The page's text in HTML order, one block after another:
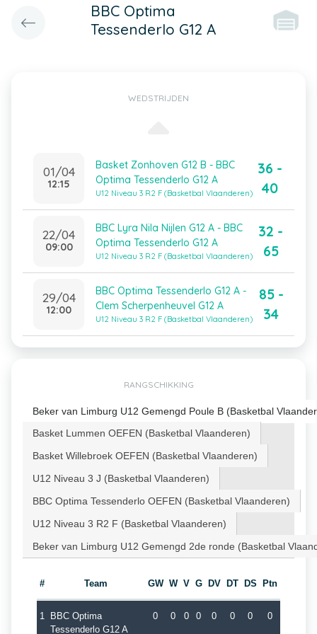
BBC Optima
Tessenderlo G12 A
WEDSTRIJDEN
01/04
12:15
Basket Zonhoven G12 B - BBC
Optima Tessenderlo G12 A
U12 Niveau 3 R2 F (Basketbal Vlaanderen)
36 -
40
22/04
09:00
BBC Lyra Nila Nijlen G12 A - BBC
Optima Tessenderlo G12 A
U12 Niveau 3 R2 F (Basketbal Vlaanderen)
32 -
65
29/04
12:00
BBC Optima Tessenderlo G12 A -
Clem Scherpenheuvel G12 A
U12 Niveau 3 R2 F (Basketbal Vlaanderen)
85 -
34
RANGSCHIKKING
Beker van Limburg U12 Gemengd Poule B (Basketbal
Basket Lummen OEFEN (Basketbal Vlaanderen)
Basket Willebroek OEFEN (Basketbal Vlaanderen)
U12 Niveau 3 J (Basketbal Vlaanderen)
BBC Optima Tessenderlo OEFEN (Basketbal Vlaanderen)
U12 Niveau 3 R2 F (Basketbal Vlaanderen)
Beker van Limburg U12 Gemengd 2de ronde (Basketbal
# Team GW W V G DV DT DS Ptn
1
BBC Optima
Tessenderlo G12 A
0 0 0 0 0 0 0 0